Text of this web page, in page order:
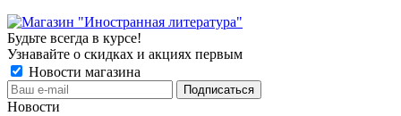
Будьте всегда в курсе!
Узнавайте о скидках и акциях первым
Новости магазина
Новости